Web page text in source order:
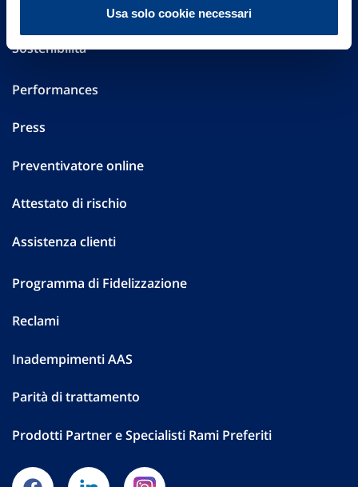
Usa solo cookie necessari
Altre informazioni
Sostenibilità
Performances
Press
Preventivatore online
Attestato di rischio
Assistenza clienti
Programma di Fidelizzazione
Reclami
Inadempimenti AAS
Parità di trattamento
Prodotti Partner e Specialisti Rami Preferiti